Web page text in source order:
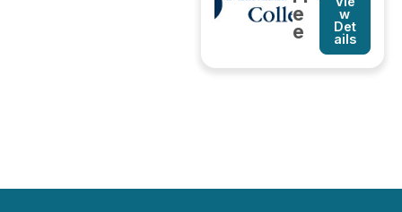
e
e
w
Det
ails